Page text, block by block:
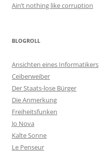
Ain’t nothing like corruption
BLOGROLL
Ansichten eines Informatikers
Ceiberweiber
Der Staats-lose Bürger
Die Anmerkung
Freiheitsfunken
Jo Nova
Kalte Sonne
Le Penseur